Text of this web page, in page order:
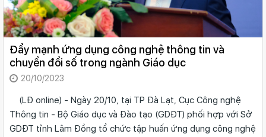
Đẩy mạnh ứng dụng công nghệ thông tin và
chuyển đổi số trong ngành Giáo dục
20/10/2023
(LĐ online) - Ngày 20/10, tại TP Đà Lạt, Cục Công nghệ
Thông tin - Bộ Giáo dục và Đào tạo (GDĐT) phối hợp với Sở
GDĐT tỉnh Lâm Đồng tổ chức tập huấn ứng dụng công nghệ